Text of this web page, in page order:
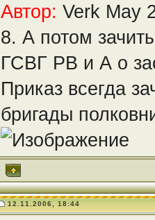
Автор: Verk May
8. А потом
ГСВГ РВ и А о
Приказ всегда
бригады
12.11.2006, 18:44